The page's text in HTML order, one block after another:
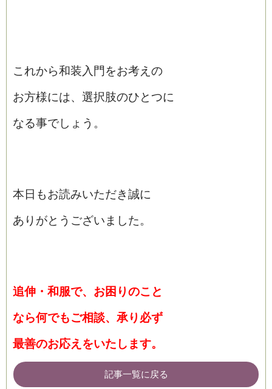
これから和装入門をお考えの
お方様には、選択肢のひとつに
なる事でしょう。
本日もお読みいただき誠に
ありがとうございました。
追伸・和服で、お困りのこと
なら何でもご相談、承り必ず
最善のお応えをいたします。
記事一覧に戻る